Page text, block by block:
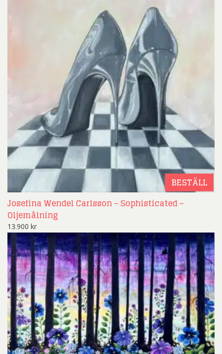
BESTÄLL
Josefina Wendel Carlsson – Sophisticated –
Oljemålning
13.900 kr